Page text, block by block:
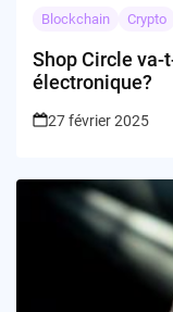
Blockchain Crypto
Shop Circle
électronique?
27 février 2025